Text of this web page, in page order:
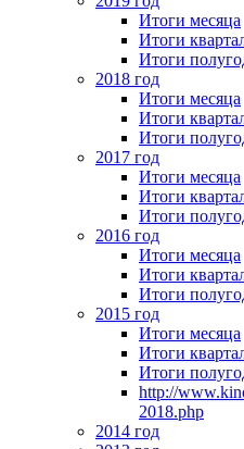
Итоги месяца
Итоги
Итоги
2018 год
Итоги месяца
Итоги
Итоги
2017 год
Итоги месяца
Итоги
Итоги
2016 год
Итоги месяца
Итоги
Итоги
2015 год
Итоги месяца
Итоги
Итоги
http://
2018.php
2014 год